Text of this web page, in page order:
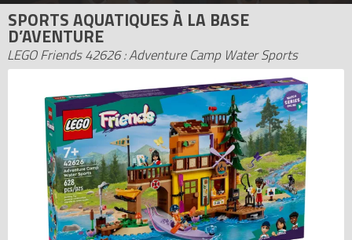
BONS PLANS
ASSOCIATIONS DE FANS
EXPOSITIONS LEGO
LEGO LES PLUS CHERS
DERNIERS LEGO AJOUTÉS
SPORTS AQUATIQUES À LA BASE
D’AVENTURE
LEGO Friends 42626 : Adventure Camp Water Sports